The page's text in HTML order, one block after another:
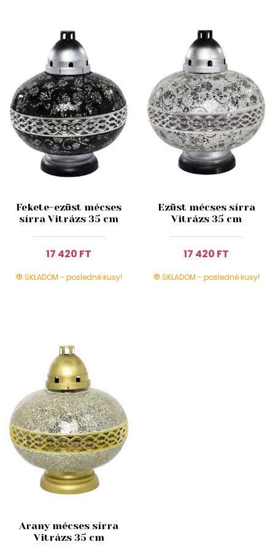
Fekete-ezüst mécses
sírra Vitrázs 35 cm
17 420 FT
SKLADOM - posledné kusy!
Ezüst mécses sírra
Vitrázs 35 cm
17 420 FT
SKLADOM - posledné kusy!
Arany mécses sírra
Vitrázs 35 cm